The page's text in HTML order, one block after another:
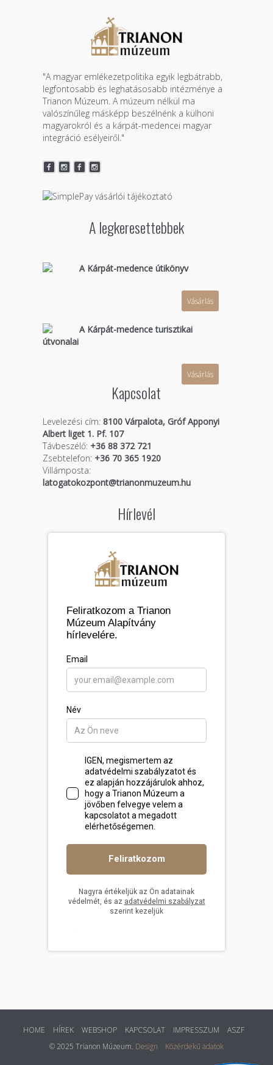
"A magyar emlékezetpolitika egyik legbátrabb,
legfontosabb és leghatásosabb intézménye a
Trianon Múzeum. A múzeum nélkül ma
valószínűleg másképp beszélnénk a külhoni
magyarokról és a kárpát-medencei magyar
integráció esélyeiről."
A legkeresettebbek
A Kárpát-medence útikönyv
Vásárlás
A Kárpát-medence turisztikai
útvonalai
Vásárlás
Kapcsolat
Levelezési cím: 8100 Várpalota, Gróf Apponyi
Albert liget 1. Pf. 107
Távbeszélő:+36 88 372 721
Zsebtelefon:+36 70 365 1920
Villámposta:
latogatokozpont@trianonmuzeum.hu
Hírlevél
HOME HÍREK WEBSHOP KAPCSOLAT IMPRESSZUM
ASZF
© 2025 Trianon Múzeum. Design Közérdekű adatok